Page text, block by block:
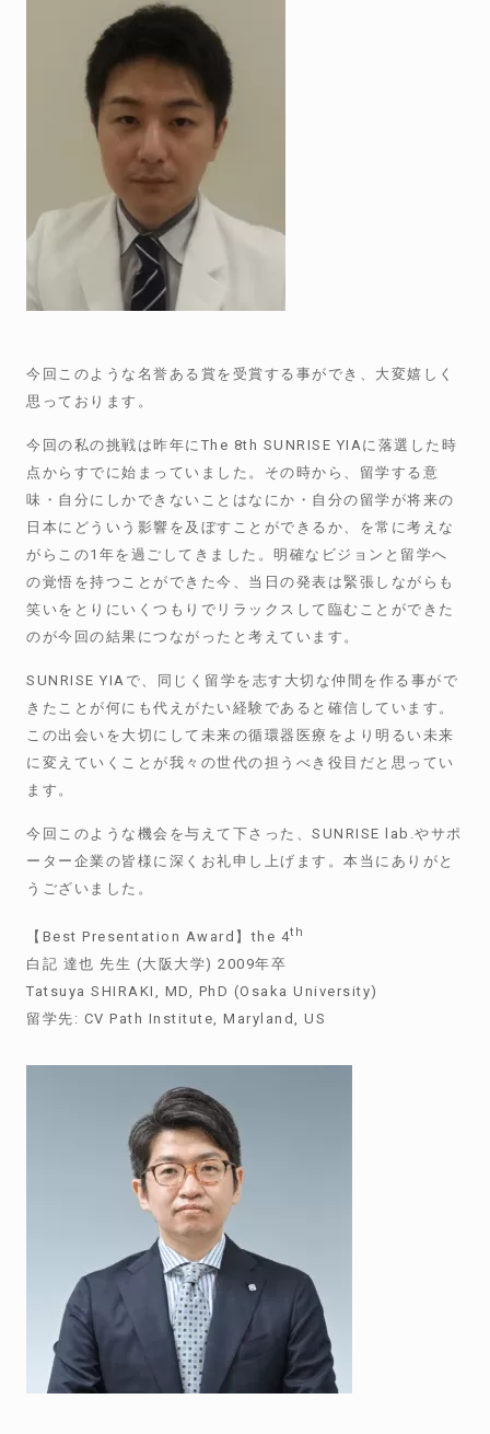
今回このような名誉ある賞を受賞する事ができ、大変嬉しく
思っております。
今回の私の挑戦は昨年に The 8th SUNRISE YIAに落選した時
点からすでに始まっていました。その時から、留学する意
味・自分にしかできないことはなにか・自分の留学が将来の
日本にどういう影響を及ぼすことができるか、を常に考えな
がらこの1 年を過ごしてきました。明確なビジョンと留学へ
の覚悟を持つことができた今、当日の発表は緊張しながらも
笑いをとりにいくつもりでリラックスして臨むことができた
のが今回の結果につながったと考えています。
SUNRISE YIA で、同じく留学を志す大切な仲間を作る事がで
きたことが何にも代えがたい経験であると確信しています。
この出会いを大切にして未来の循環器医療をより明るい未来
に変えていくことが我々の世代の担うべき役目だと思ってい
ます。
今回このような機会を与えて下さった、SUNRISE lab.やサポ
ーター企業の皆様に深くお礼申し上げます。本当にありがと
うございました。
【 Best Presentation Award 】the 4th
白記 達也 先生 (大阪大学) 2009年卒
Tatsuya SHIRAKI, MD, PhD (Osaka University)
留学先 : CV Path Institute, Maryland, US